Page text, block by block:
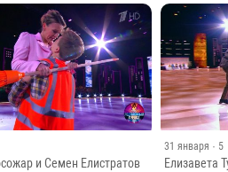
и Семен Елистратов
31 января · 5
Елизавета